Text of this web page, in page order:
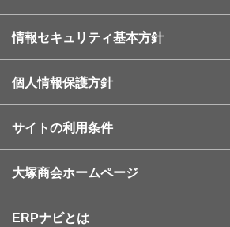
情報セキュリティ基本方針
個人情報保護方針
サイトの利用条件
大塚商会ホームページ
ERPナビとは